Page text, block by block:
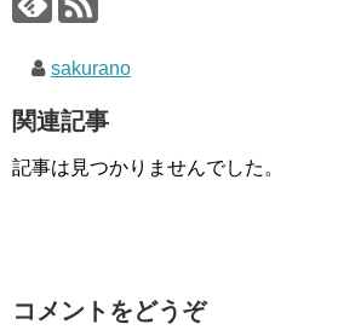
sakurano
関連記事
記事は見つかりませんでした。
コメントをどうぞ